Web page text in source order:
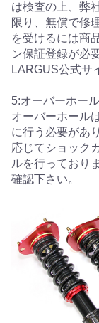
は検査の上、弊
限り、無償で修
を受けるには商
ン保証登録が必
LARGUS公式サ
5:オーバーホール
オーバーホール
に行う必要があ
応じてショック
ルを行っており
確認下さい。